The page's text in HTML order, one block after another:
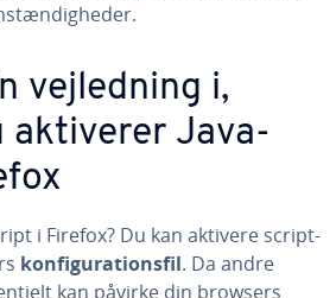
vej­led­ning i,
aktiverer Ja­va­
i Firefox? Du kan aktivere script-
kon­fi­gu­ra­tions­fil. Da andre
kan påvirke din browsers